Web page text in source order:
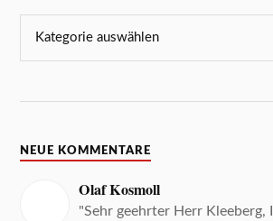
NEUE KOMMENTARE
Olaf Kosmoll
"Sehr geehrter Herr Kleeberg,